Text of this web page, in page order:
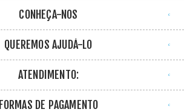
CONHEÇA-NOS
QUEREMOS AJUDÁ-LO
ATENDIMENTO:
FORMAS DE PAGAMENTO